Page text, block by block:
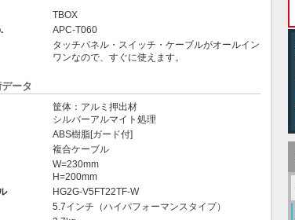
TBOX
APC-T060
タッチパネル・スイッチ・ケーブルがオールイン
ワンなので、すぐに使えます。
ータ
筐体：アルミ押出材
シルバーアルマイト処理
ABS樹脂[ガード付]
複合ケーブル
W=230mm
H=200mm
HG2G-V5FT22TF-W
5.7インチ（ハイパフォーマンスタイプ）